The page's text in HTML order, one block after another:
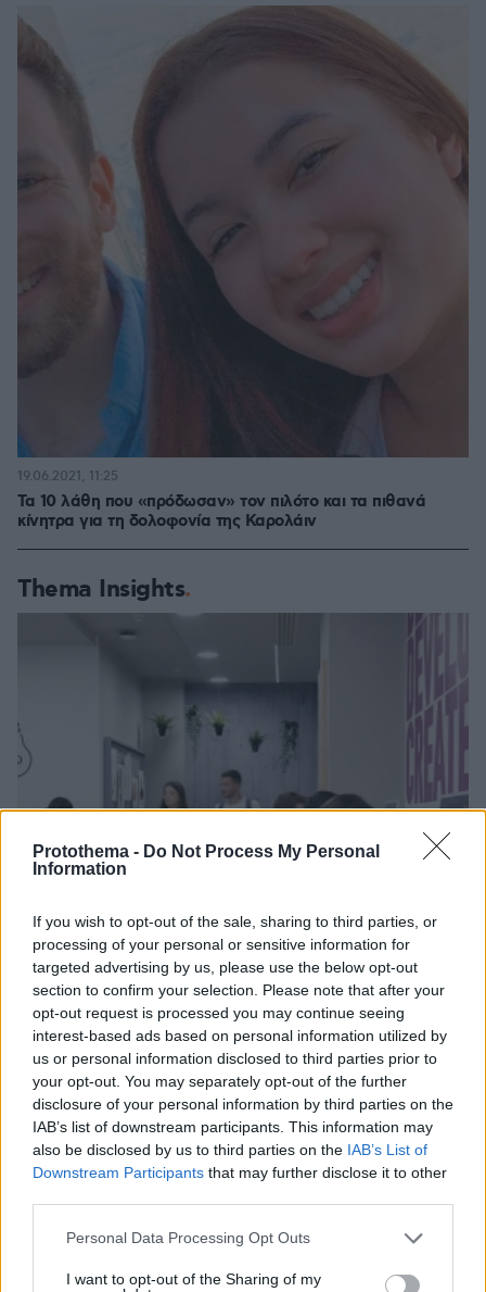
Protothema - Do Not Process My Personal
Information
If you wish to opt-out of the sale, sharing to third parties, or
processing of your personal or sensitive information for
targeted advertising by us, please use the below opt-out
section to confirm your selection. Please note that after your
opt-out request is processed you may continue seeing
interest-based ads based on personal information utilized by
us or personal information disclosed to third parties prior to
your opt-out. You may separately opt-out of the further
disclosure of your personal information by third parties on the
IAB’s list of downstream participants. This information may
also be disclosed by us to third parties on the IAB’s List of
Downstream Participants that may further disclose it to other
Please note that this website/app uses one or more Google
not limited to your visit or usage behaviour. You may click to
Personal Data Processing Opt Outs
I want to opt-out of the Sharing of my
Τα 10 λάθη που «πρόδωσαν» τον πιλότο και τα πιθανά
κίνητρα για τη δολοφονία της Καρολάιν
19.06.2021, 11:25
Thema Insights
Κάτι αλλάζει στον χάρτη της πανεπιστημιακής εκπαίδευσης
στην Ελλάδα
03.08.2026, 11:06
Εθνική Τράπεζα: Η κορυφαία επιλογή για τη χρηματοδότηση
30.07.2026, 15:25
29.07.2026, 09:39